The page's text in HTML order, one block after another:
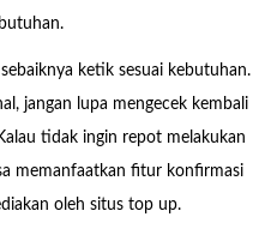
ketik sesuai kebutuhan.
jangan lupa mengecek kembali
tidak ingin repot melakukan
memanfaatkan fitur konfirmasi
oleh situs top up.